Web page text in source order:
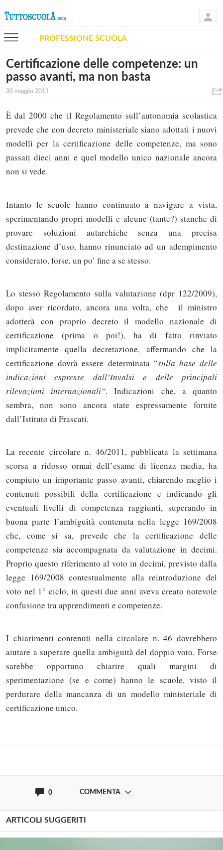
PROFESSIONE SCUOLA
Certificazione delle competenze: un
passo avanti, ma non basta
30 maggio 2011
È dal 2000 che il Regolamento sull’autonomia scolastica
prevede che con decreto ministeriale siano adottati i nuovi
modelli per la certificazione delle competenze, ma sono
passati dieci anni e quel modello unico nazionale ancora
non si vede.
Intanto le scuole hanno continuato a navigare a vista,
sperimentando propri modelli e alcune (tante?) stanche di
provare soluzioni autarchiche senza una precisa
destinazione d’uso, hanno rinunciato ad un adempimento
considerato, forse, un po’ fine a se stesso.
Lo stesso Regolamento sulla valutazione (dpr 122/2009),
dopo aver ricordato, ancora una volta, che il ministro
adotterà con proprio decreto il modello nazionale di
certificazione (prima o poi!), ha di fatto rinviato
implicitamente quella decretazione, affermando che la
certificazione dovrà essere determinata “sulla base delle
indicazioni espresse dall’Invalsi e delle principali
rilevazioni internazionali”. Indicazioni che, a quanto
sembra, non sono ancora state espressamente fornite
dall’Istituto di Frascati.
La recente circolare n. 46/2011, pubblicata la settimana
scorsa a ridosso ormai dell’esame di licenza media, ha
compiuto un importante passo avanti, chiarendo meglio i
contenuti possibili della certificazione e indicando gli
eventuali livelli di competenza raggiunti, superando in
buona parte l’ambiguità contenuta nella legge 169/2008
che, come si sa, prevede che la certificazione delle
competenze sia accompagnata da valutazione in decimi.
Proprio questo riferimento al voto in decimi, previsto dalla
legge 169/2008 contestualmente alla reintroduzione del
voto nel 1° ciclo, in questi due anni aveva creato notevole
confusione tra apprendimenti e competenze.
I chiarimenti contenuti nella circolare n. 46 dovrebbero
aiutare a superare quella ambiguità del doppio voto. Forse
sarebbe opportuno chiarire quali margini di
sperimentazione (se e come) hanno le scuole, visto il
perdurare della mancanza di un modello ministeriale di
certificazione unico.
0 COMMENTA
Solo gli utenti registrati possono
commentare!
ARTICOLI SUGGERITI